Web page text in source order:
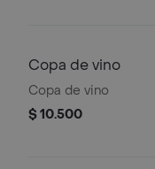
Copa de vino
Copa de vino
$ 10.500